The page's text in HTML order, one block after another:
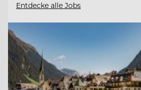
Entdecke alle Jobs